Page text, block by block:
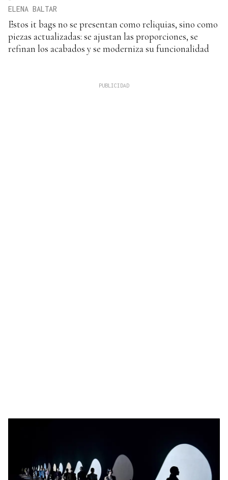
ELENA BALTAR
Estos it bags no se presentan como reliquias, sino como
piezas actualizadas: se ajustan las proporciones, se
refinan los acabados y se moderniza su funcionalidad